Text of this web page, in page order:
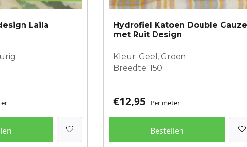
Laila
Hydrofiel Katoen Double Gauze
met Ruit Design
Kleur: Geel, Groen
Breedte: 150
€12,95 Per meter
Bestellen